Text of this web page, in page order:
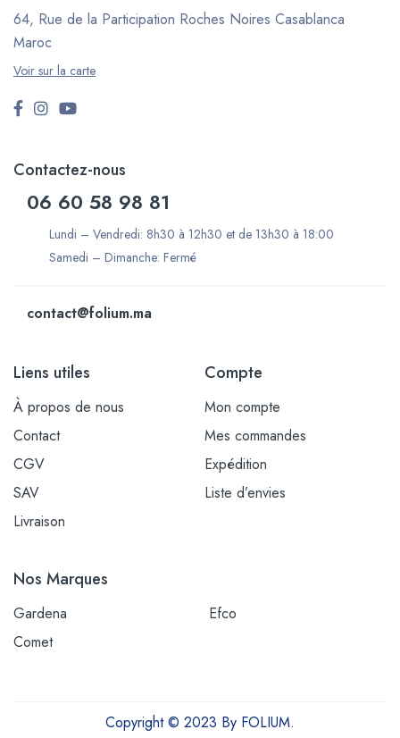
64, Rue de la Participation Roches Noires Casablanca
Maroc
Voir sur la carte
Contactez-nous
06 60 58 98 81
Lundi – Vendredi: 8h30 à 12h30 et de 13h30 à 18:00
Samedi – Dimanche: Fermé
contact@folium.ma
Liens utiles
À propos de nous
Contact
CGV
SAV
Livraison
Compte
Mon compte
Mes commandes
Expédition
Liste d’envies
Nos Marques
Gardena
Efco
Comet
Copyright © 2023 By FOLIUM.